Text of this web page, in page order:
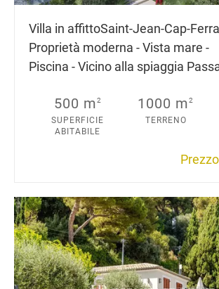
Villa in affittoSaint-Jean-Cap-
Proprietà moderna - Vista mare -
Piscina - Vicino alla spiaggia
500 m2
SUPERFICIE
ABITABILE
1000 m2
TERRENO